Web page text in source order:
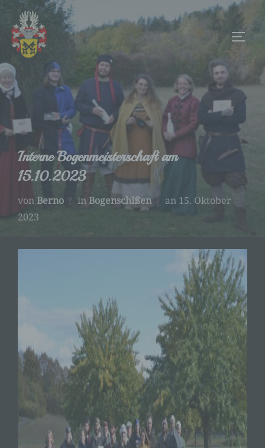
Inhalt
springen
Interne Bogenmeisterschaft am
15.10.2023
vonBerno inBogenschißen an Veröffentlicht
15. Oktober
2023